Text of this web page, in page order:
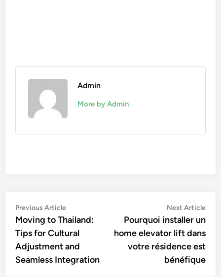
Admin
More by Admin
Post
navigation
Previous ArticlePrevious
article:
Moving to Thailand:
Tips for Cultural
Adjustment and
Seamless Integration
Next Article
Pourquoi installer un
home elevator lift dans
votre résidence est
bénéfique